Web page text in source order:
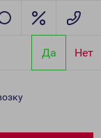
Да Нет